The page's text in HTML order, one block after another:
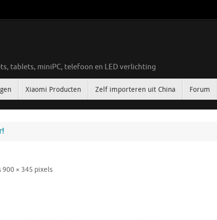
tablets, miniPC, telefoon en LED verlichting
Xiaomi Producten Zelf importeren uit China Forum
900 × 345 pixels